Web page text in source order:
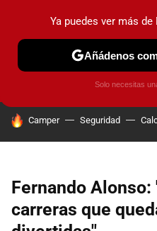
PRUEBAS COCHES
HOY SE HABLA DE
Camper Seguridad
Fernando Alonso:
carreras que
Ya puedes ver más
Añádenos
Solo necesitas